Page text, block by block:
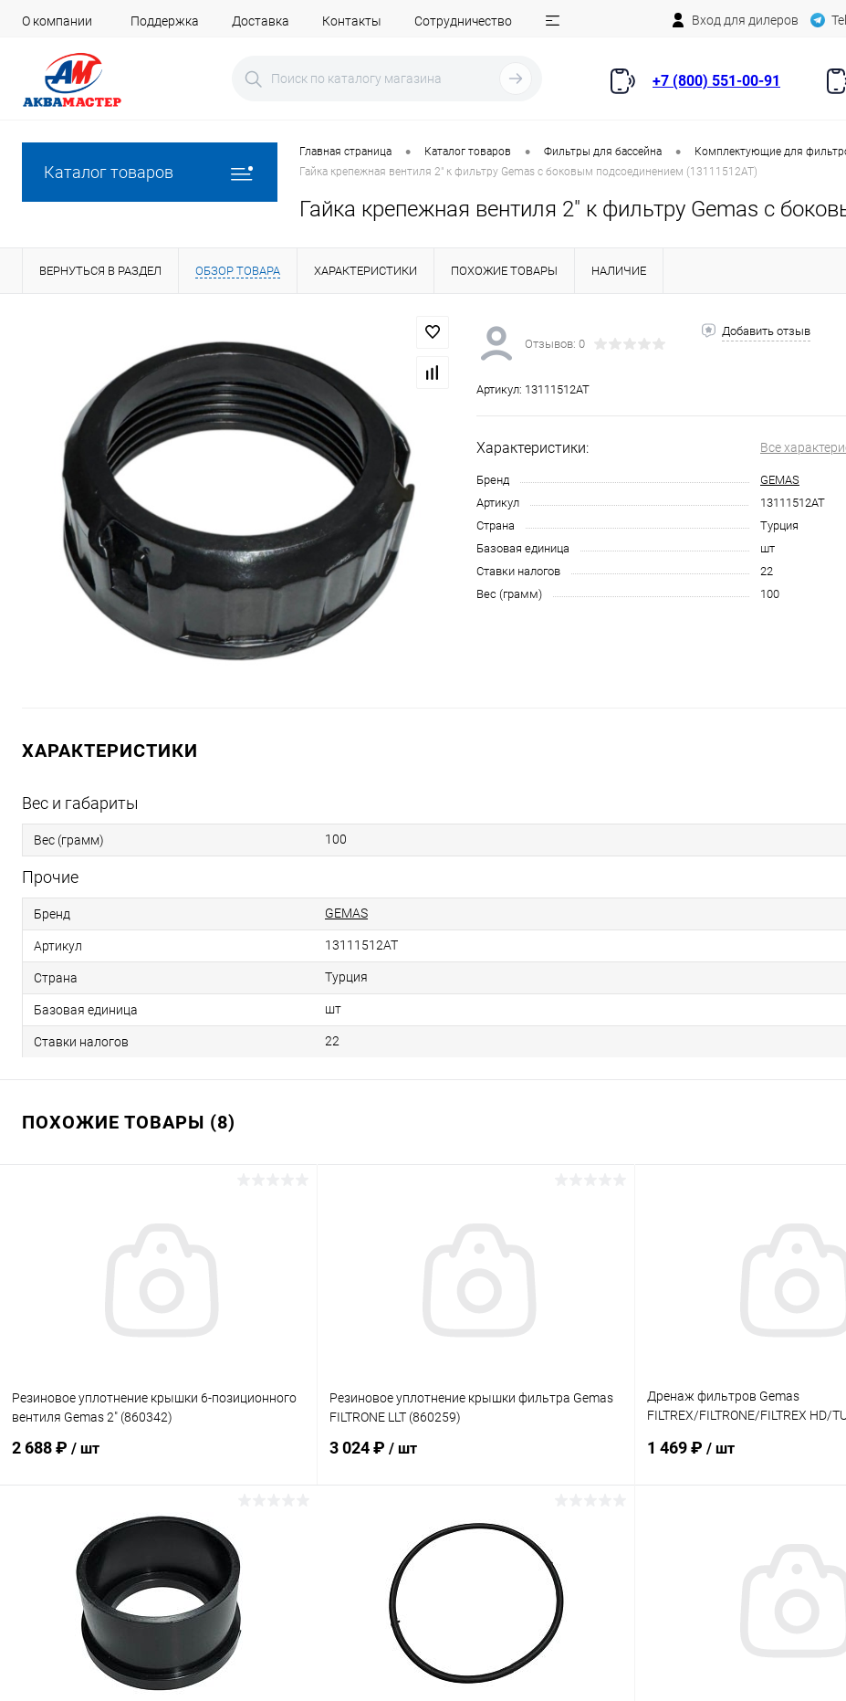
О компании Поддержка Доставка Контакты Сотрудничество Вход для дилеров
+7 (800) 551-00-91
Каталог товаров
Главная страница • Каталог товаров • Фильтры для бассейна • Комплектующие для
Гайка крепежная вентиля 2" к фильтру Gemas с боковым подсоединением (13111512AT)
Гайка крепежная вентиля 2" к фильтру Gemas с
ВЕРНУТЬСЯ В РАЗДЕЛ ОБЗОР ТОВАРА ХАРАКТЕРИСТИКИ ПОХОЖИЕ ТОВАРЫ НАЛИЧИЕ
Отзывов: 0
Добавить отзыв
Артикул: 13111512AT
Характеристики: Все
Бренд
GEMAS
Артикул
13111512AT
Страна
Турция
Базовая единица
шт
Ставки налогов
22
Вес (грамм)
100
ХАРАКТЕРИСТИКИ
Вес и габариты
Вес (грамм) 100
Прочие
Бренд GEMAS
Артикул 13111512AT
Страна Турция
Базовая единица шт
Ставки налогов 22
ПОХОЖИЕ ТОВАРЫ (8)
Резиновое уплотнение крышки 6-позиционного
вентиля Gemas 2" (860342)
2 688 ₽ / шт
В корзину
В избранное
К сравнению В наличии
Резиновое уплотнение крышки фильтра Gemas
FILTRONE LLT (860259)
3 024 ₽ / шт
В корзину
В избранное
К сравнению В наличии
Дренаж фильтров Gemas
FILTREX/FILTRONE/FILTREX HD/
1 469 ₽ / шт